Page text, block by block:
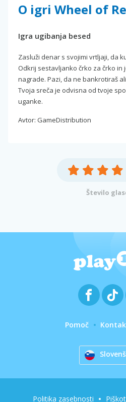
O igri Wheel of
Igra ugibanja besed
Zasluži denar s svojimi vrtljaji, da
Odkrij sestavljanko črko za črko in
nagrade. Pazi, da ne bankrotiraš
Tvoja sreča je odvisna od tvoje
uganke.
Avtor: GameDistribution
Število
Pomoč
Politika zasebnosti